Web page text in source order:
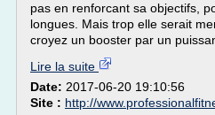
pas en renforcant sa objectifs,
longues. Mais trop elle serait
croyez un booster par un
Lire la suite
Date: 2017-06-20 19:10:56
Site : http://